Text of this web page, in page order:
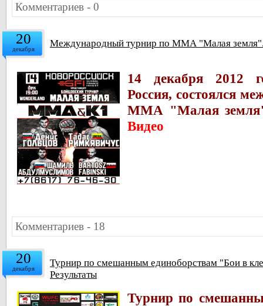
Комментариев - 0
20
декабря Международный турнир по ММА "Малая земля".
14 декабря 2012
Россия, состоялся м
ММА "Малая
Видео
Комментариев - 18
20
декабря
Турнир по смешанным единоборствам "Бои в
Результаты
Турнир по